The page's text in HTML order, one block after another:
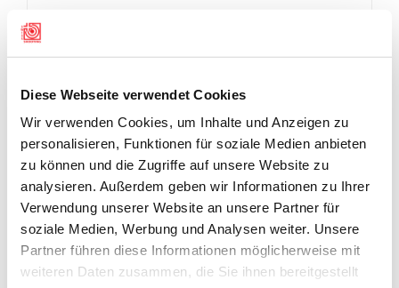
Diese Webseite verwendet Cookies
Wir verwenden Cookies, um Inhalte und Anzeigen zu
personalisieren, Funktionen für soziale Medien anbieten
zu können und die Zugriffe auf unsere Website zu
analysieren. Außerdem geben wir Informationen zu Ihrer
Verwendung unserer Website an unsere Partner für
soziale Medien, Werbung und Analysen weiter. Unsere
Partner führen diese Informationen möglicherweise mit
weiteren Daten zusammen, die Sie ihnen bereitgestellt